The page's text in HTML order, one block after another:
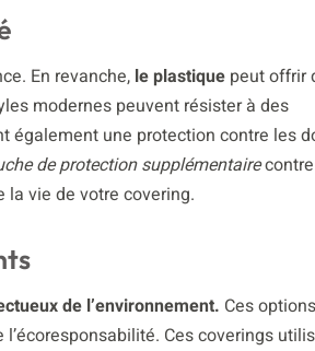
En revanche, le plastiquepeut offrir
modernes peuvent résister à des
également une protection contre les
de protection supplémentaire
vie de votre covering.
de l’environnement. Ces
Ces coverings